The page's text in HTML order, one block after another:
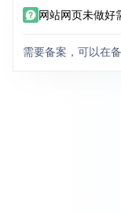
网站网页未做好
需要备案，可以在